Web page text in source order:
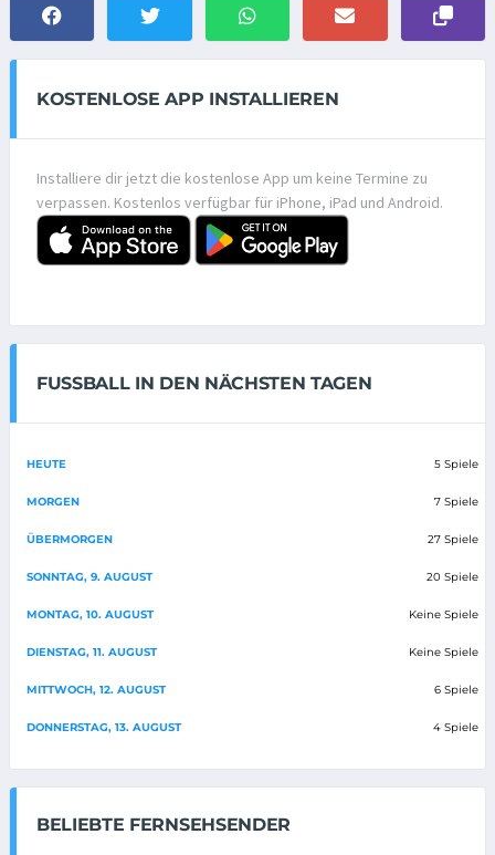
KOSTENLOSE APP INSTALLIEREN
Installiere dir jetzt die kostenlose App um keine Termine zu
verpassen. Kostenlos verfügbar für iPhone, iPad und Android.
FUSSBALL IN DEN NÄCHSTEN TAGEN
HEUTE 5 Spiele
MORGEN 7 Spiele
ÜBERMORGEN 27 Spiele
SONNTAG, 9. AUGUST 20 Spiele
MONTAG, 10. AUGUST Keine Spiele
DIENSTAG, 11. AUGUST Keine Spiele
MITTWOCH, 12. AUGUST 6 Spiele
DONNERSTAG, 13. AUGUST 4 Spiele
BELIEBTE FERNSEHSENDER